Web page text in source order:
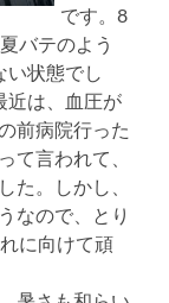
です。8
バテのよう
い状態でし
近は、血圧が
前病院行った
て言われて、
た。しかし、
なので、とり
に向けて頑